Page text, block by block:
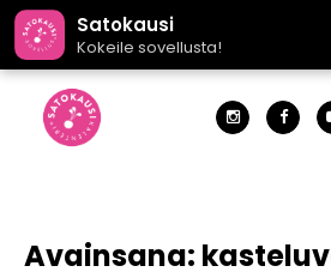
Satokausi
Kokeile sovellusta!
Avainsana: